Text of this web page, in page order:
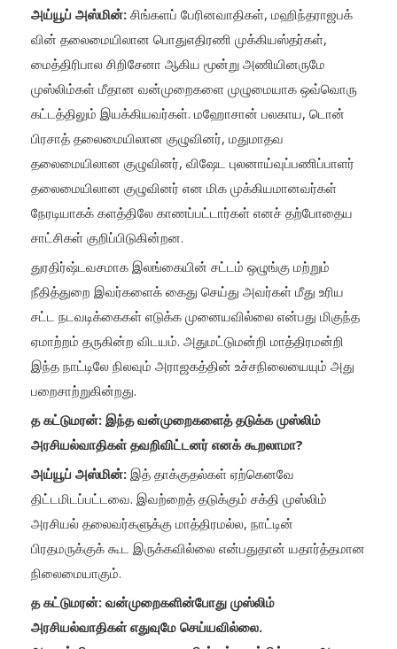
அய்யூப் அஸ்மின்: சிங்களப் பேரினவாதிகள், மஹிந்தராஜபக்
வின் தலைமையிலான பொதுஎதிரணி முக்கியஸ்தர்கள்,
மைத்திரிபால சிறிசேனா ஆகிய மூன்று அணியினருமே
முஸ்லிம்கள் மீதான வன்முறைகளை முழுமையாக ஒவ்வொரு
கட்டத்திலும் இயக்கியவர்கள். மஹோசான் பலகாய, டொன்
பிரசாத் தலைமையிலான குழுவினர், மதுமாதவ
தலைமையிலான குழுவினர், விஷேட புலனாய்வுப்பணிப்பாளர்
தலைமையிலான குழுவினர் என மிக முக்கியமானவர்கள்
நேரடியாகக் களத்திலே காணப்பட்டார்கள் எனச் தற்போதைய
சாட்சிகள் குறிப்பிடுகின்றன.
துரதிர்ஷ்டவசமாக இலங்கையின் சட்டம் ஒழுங்கு மற்றும்
நீதித்துறை இவர்களைக் கைது செய்து அவர்கள் மீது உரிய
சட்ட நடவடிக்கைகள் எடுக்க முனையவில்லை என்பது மிகுந்த
ஏமாற்றம் தருகின்ற விடயம். அதுமட்டுமன்றி மாத்திரமன்றி
இந்த நாட்டிலே நிலவும் அராஜகத்தின் உச்சநிலையையும் அது
பறைசாற்றுகின்றது.
த கட்டுமரன்: இந்த வன்முறைகளைத் தடுக்க முஸ்லிம்
அரசியல்வாதிகள் தவறிவிட்டனர் எனக் கூறலாமா?
அய்யூப் அஸ்மின்: இத் தாக்குதல்கள் ஏற்கெனவே
திட்டமிடப்பட்டவை. இவற்றைத் தடுக்கும் சக்தி முஸ்லிம்
அரசியல் தலைவர்களுக்கு மாத்திரமல்ல, நாட்டின்
பிரதமருக்குக் கூட இருக்கவில்லை என்பதுதான் யதார்த்தமான
நிலைமையாகும்.
த கட்டுமரன்: வன்முறைகளின்போது முஸ்லிம்
அரசியல்வாதிகள் எதுவுமே செய்யவில்லை.